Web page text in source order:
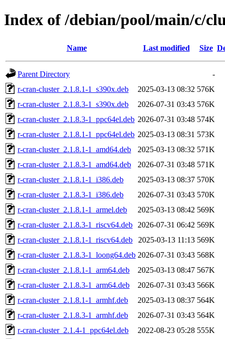
Index of /debian/pool/main/c/
Name Last modified Size
Parent Directory
-
r-cran-cluster_2.1.8.1-1_s390x.deb
2025-03-13 08:32 576K
r-cran-cluster_2.1.8.3-1_s390x.deb
2026-07-31 03:43 576K
r-cran-cluster_2.1.8.3-1_ppc64el.deb 2026-07-31 03:48 574K
r-cran-cluster_2.1.8.1-1_ppc64el.deb 2025-03-13 08:31 573K
r-cran-cluster_2.1.8.1-1_amd64.deb
2025-03-13 08:32 571K
r-cran-cluster_2.1.8.3-1_amd64.deb
2026-07-31 03:48 571K
r-cran-cluster_2.1.8.1-1_i386.deb
2025-03-13 08:37 570K
r-cran-cluster_2.1.8.3-1_i386.deb
2026-07-31 03:43 570K
r-cran-cluster_2.1.8.1-1_armel.deb
2025-03-13 08:42 569K
r-cran-cluster_2.1.8.3-1_riscv64.deb
2026-07-31 06:42 569K
r-cran-cluster_2.1.8.1-1_riscv64.deb
2025-03-13 11:13 569K
r-cran-cluster_2.1.8.3-1_loong64.deb 2026-07-31 03:43 568K
r-cran-cluster_2.1.8.1-1_arm64.deb
2025-03-13 08:47 567K
r-cran-cluster_2.1.8.3-1_arm64.deb
2026-07-31 03:43 566K
r-cran-cluster_2.1.8.1-1_armhf.deb
2025-03-13 08:37 564K
r-cran-cluster_2.1.8.3-1_armhf.deb
2026-07-31 03:43 564K
r-cran-cluster_2.1.4-1_ppc64el.deb
2022-08-23 05:28 555K